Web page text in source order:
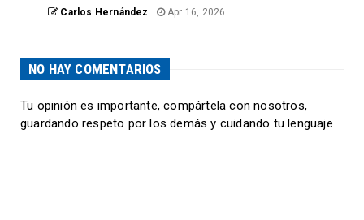
Carlos Hernández Apr 16, 2026
NO HAY COMENTARIOS
Tu opinión es importante, compártela con nosotros,
guardando respeto por los demás y cuidando tu lenguaje